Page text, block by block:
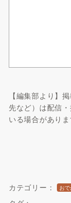
【編集部より】
先など）は配信
いる場合があり
カテゴリー： お